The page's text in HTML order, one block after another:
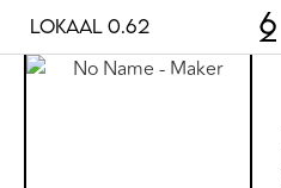
Lokaal 0.62